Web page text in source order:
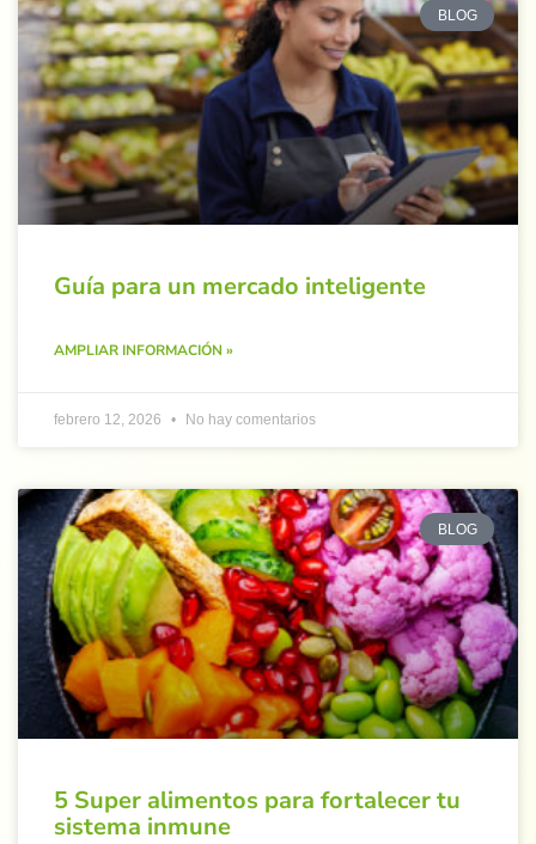
BLOG
Guía para un mercado inteligente
AMPLIAR INFORMACIÓN »
febrero 12, 2026 No hay comentarios
BLOG
5 Super alimentos para fortalecer tu
sistema inmune